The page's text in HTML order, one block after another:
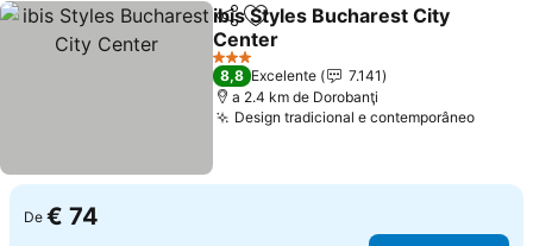
PartilharAdicionar aos favoritos
ibis Styles Bucharest City
Center
3 Estrelas
8,8 Excelente
7.141
a 2.4 km de Dorobanţi
Design tradicional e contemporâneo
De € 74